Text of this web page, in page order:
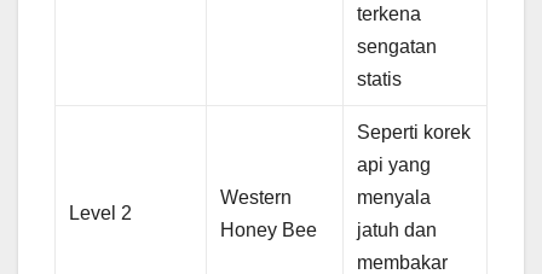
terkena
sengatan
statis
Level 2
Western
Honey Bee
Seperti korek
api yang
menyala
jatuh dan
membakar